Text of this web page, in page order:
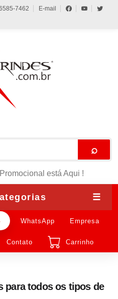
7462 E-mail
⌕
está Aqui !
☰
WhatsApp Empresa
Contato Carrinho
para todos os tipos de